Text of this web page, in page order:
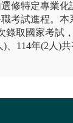
修特定專業
考試進程。
錄取國家考試
)、114年(2人)